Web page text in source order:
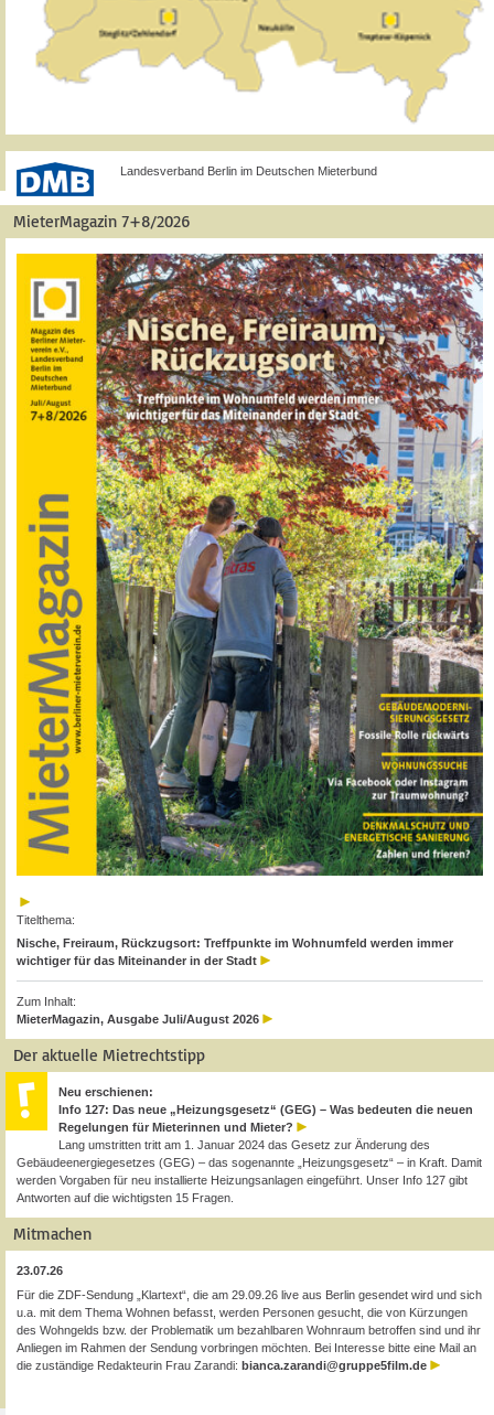
Landesverband Berlin im Deutschen Mieterbund
MieterMagazin 7+8/2026
Titelthema:
Nische, Freiraum, Rückzugsort: Treffpunkte im Wohnumfeld werden immer
wichtiger für das Miteinander in der Stadt
Zum Inhalt:
MieterMagazin, Ausgabe Juli/August 2026
Der aktuelle Mietrechtstipp
Neu erschienen:
Info 127: Das neue „Heizungsgesetz“ (GEG) – Was bedeuten die neuen
Regelungen für Mieterinnen und Mieter?
Lang umstritten tritt am 1. Januar 2024 das Gesetz zur Änderung des
Gebäudeenergiegesetzes (GEG) – das sogenannte „Heizungsgesetz“ – in Kraft. Damit
werden Vorgaben für neu installierte Heizungsanlagen eingeführt. Unser Info 127 gibt
Antworten auf die wichtigsten 15 Fragen.
Mitmachen
23.07.26
Für die ZDF-Sendung „Klartext“, die am 29.09.26 live aus Berlin gesendet wird und sich
u.a. mit dem Thema Wohnen befasst, werden Personen gesucht, die von Kürzungen
des Wohngelds bzw. der Problematik um bezahlbaren Wohnraum betroffen sind und ihr
Anliegen im Rahmen der Sendung vorbringen möchten. Bei Interesse bitte eine Mail an
die zuständige Redakteurin Frau Zarandi: bianca.zarandi@gruppe5film.de